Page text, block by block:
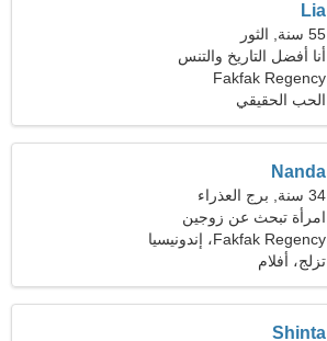
Lia
55 سنة, الثور
أنا أفضل التاريخ والتنس
Fakfak Regency
الحب الحقيقي
Nanda
34 سنة, برج العذراء
امرأة تبحث عن زوجين
Fakfak Regency، إندونيسيا
تزلج، أفلام
Shinta